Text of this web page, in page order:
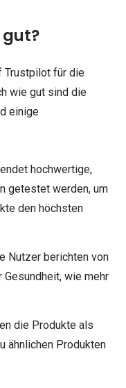
gut?
Trustpilot für die
wie gut sind die
einige
hochwertige,
getestet werden, um
den höchsten
Nutzer berichten von
wie mehr
die Produkte als
ähnlichen Produkten